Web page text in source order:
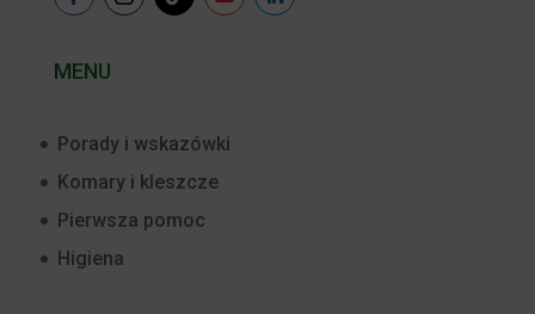
MENU
Porady i wskazówki
Komary i kleszcze
Pierwsza pomoc
Higiena